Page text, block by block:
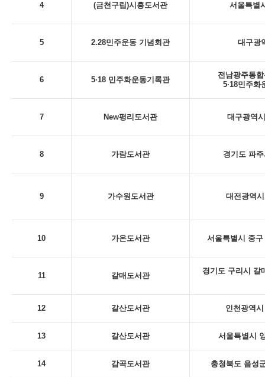
4 (금천구립)시흥도서관 서울특별
5 2.28민주운동 기념회관 대구광
6 5·18 민주화운동기록관
전남광주통
5·18민주화
7 New평리도서관 대구광역
8 가람도서관 경기도 파
9 가수원도서관 대전광역
10 가온도서관 서울특별시 중
11 갈매도서관
경기도 구리시 갈
12 갈산도서관 인천광역
13 갈산도서관 서울특별시
14 감곡도서관 충청북도 음성